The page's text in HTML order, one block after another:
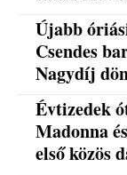
Újabb
Csendes
Nagydíj
Évtizedek
Madonna
első közös